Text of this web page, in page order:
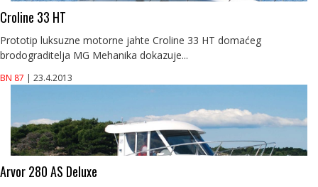
Croline 33 HT
Prototip luksuzne motorne jahte Croline 33 HT domaćeg
brodograditelja MG Mehanika dokazuje...
BN 87 | 23.4.2013
Arvor 280 AS Deluxe